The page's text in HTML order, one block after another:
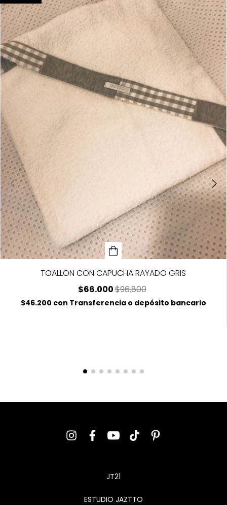
TOALLON CON CAPUCHA RAYADO GRIS
$66.000$96.800
$46.200 con Transferencia o depósito bancario
JT21
ESTUDIO JAZTTO